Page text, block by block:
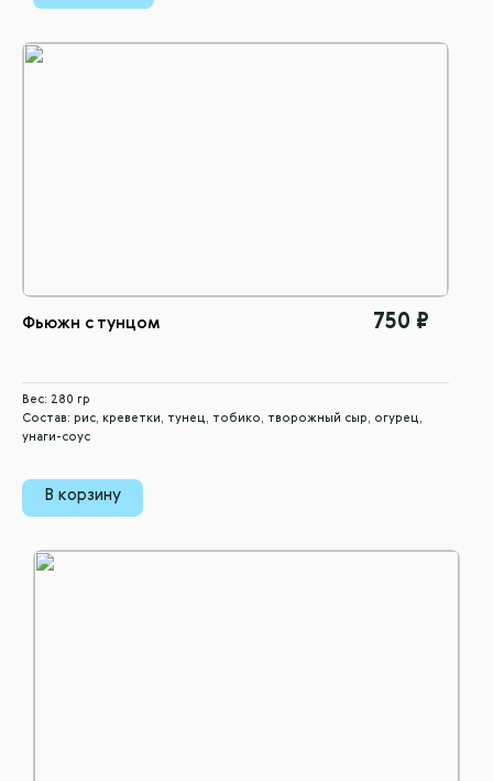
Фьюжн с тунцом 750 ₽
Вес: 280 гр
Состав: рис, креветки, тунец, тобико, творожный сыр, огурец,
унаги-соус
В корзину